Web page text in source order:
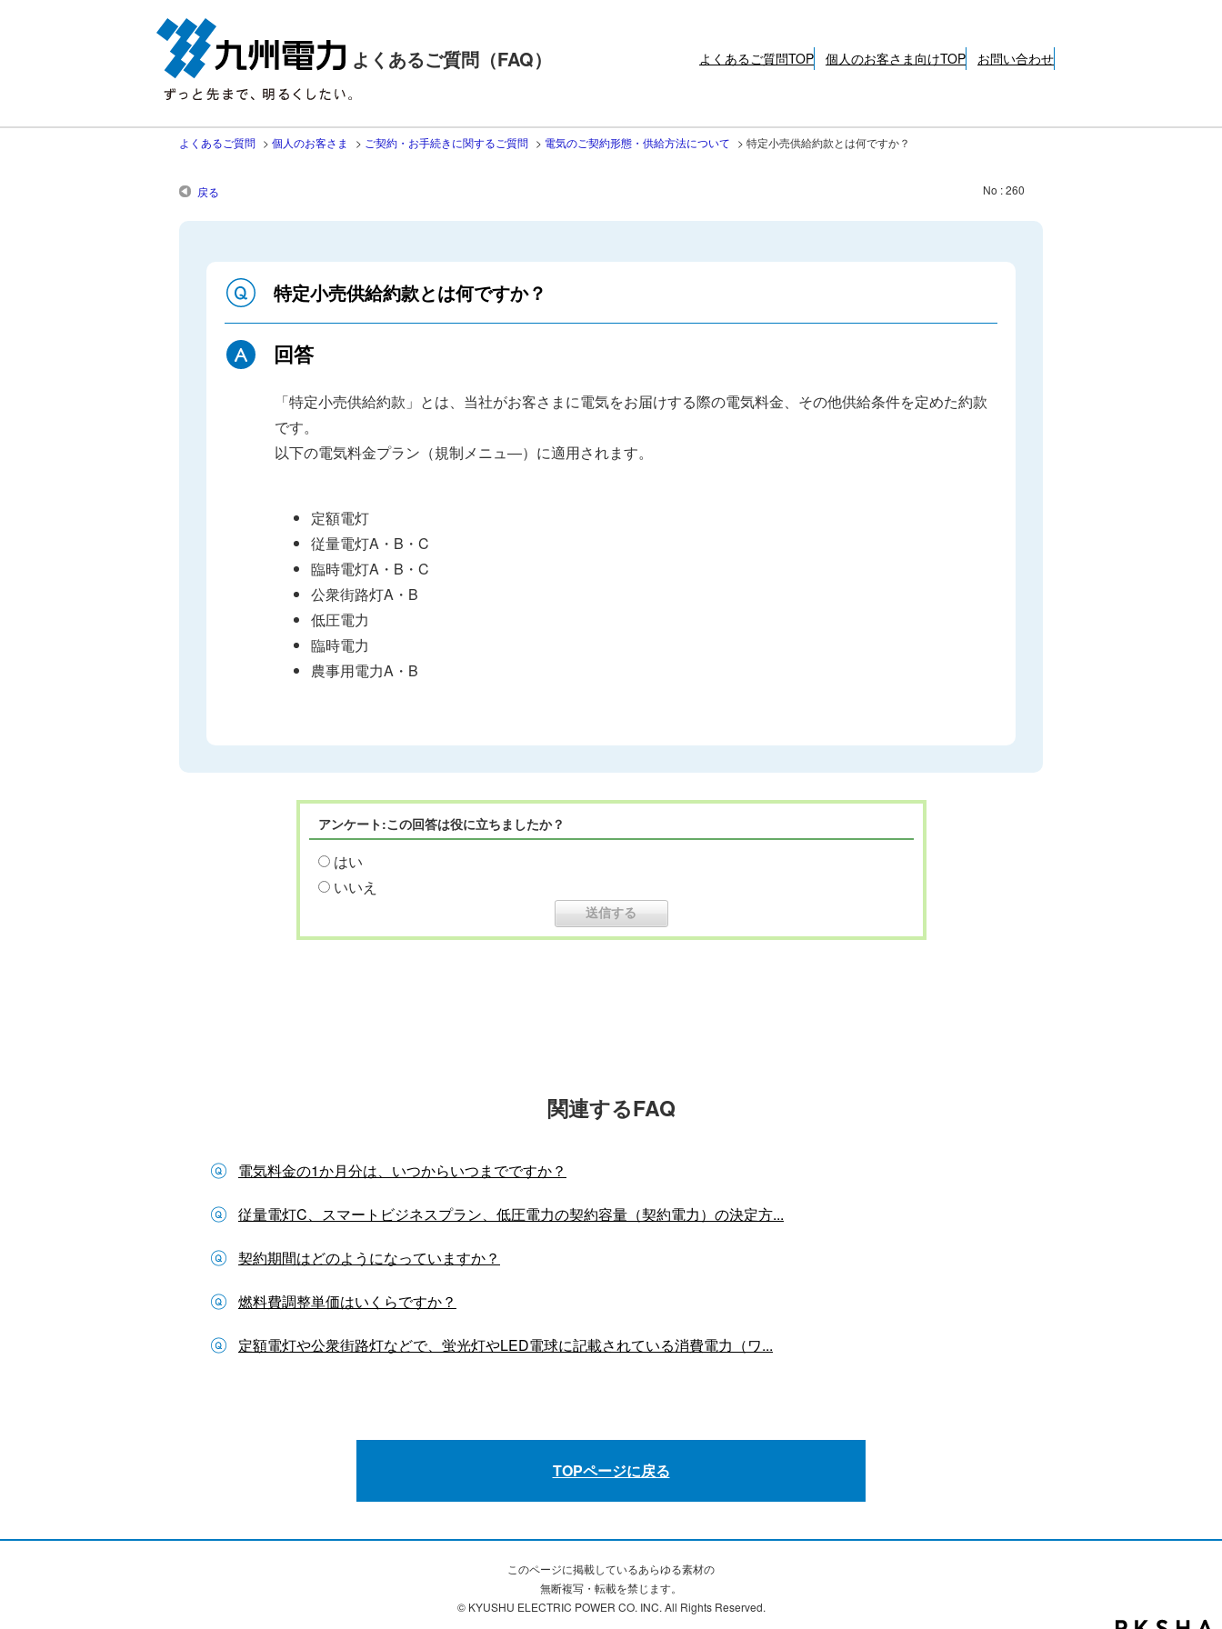
よくあるご質問（FAQ） よくあるご質問TOP 個人のお客さま向けTOP お問い合わせ
よくあるご質問 > 個人のお客さま > ご契約・お手続きに関するご質問 > 電気のご契約形態・供給方法について > 特定小売供給約款とは何ですか？
戻る No : 260
特定小売供給約款とは何ですか？
回答
「特定小売供給約款」とは、当社がお客さまに電気をお届けする際の電気料金、その他供給条件を定めた約款
です。
以下の電気料金プラン（規制メニュ―）に適用されます。
定額電灯
従量電灯A・B・C
臨時電灯A・B・C
公衆街路灯A・B
低圧電力
臨時電力
農事用電力A・B
アンケート:この回答は役に立ちましたか？
はい
いいえ
関連するFAQ
電気料金の1か月分は、いつからいつまでですか？
従量電灯C、スマートビジネスプラン、低圧電力の契約容量（契約電力）の決定方...
契約期間はどのようになっていますか？
燃料費調整単価はいくらですか？
定額電灯や公衆街路灯などで、蛍光灯やLED電球に記載されている消費電力（ワ...
TOPページに戻る
このページに掲載しているあらゆる素材の
無断複写・転載を禁じます。
© KYUSHU ELECTRIC POWER CO. INC. All Rights Reserved.